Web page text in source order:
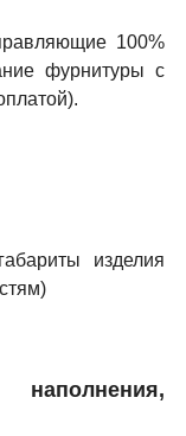
100%
фурнитуры с
изделия